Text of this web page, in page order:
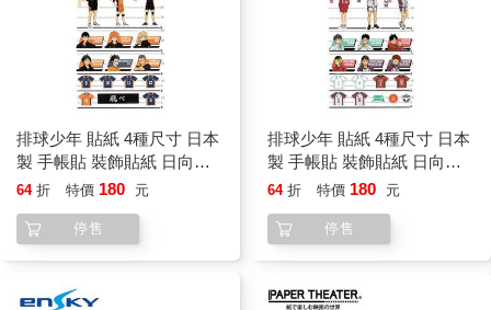
排球少年 貼紙 4種尺寸 日本
製 手帳貼 裝飾貼紙 日向翔
陽 影山飛雄 烏野高中
64 折 特價 180 元
停售
排球少年 貼紙 4種尺寸 日本
製 手帳貼 裝飾貼紙 日向翔
陽 影山飛雄 烏野高中
64 折 特價 180 元
停售